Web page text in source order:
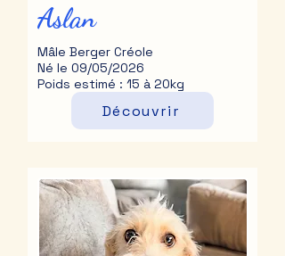
Aslan
Mâle Berger Créole
Né le 09/05/2026
Poids estimé : 15 à 20kg
Découvrir